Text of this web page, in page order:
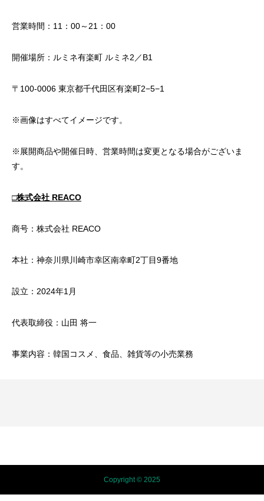
営業時間：11：00～21：00
開催場所：ルミネ有楽町 ルミネ2／B1
〒100-0006 東京都千代田区有楽町2−5−1
※画像はすべてイメージです。
※展開商品や開催日時、営業時間は変更となる場合がございま
す。
□株式会社 REACO
商号：株式会社 REACO
本社：神奈川県川崎市幸区南幸町2丁目9番地
設立：2024年1月
代表取締役：山田 将一
事業内容：韓国コスメ、食品、雑貨等の小売業務
Copyright © 2025